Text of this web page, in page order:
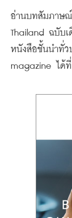
อ่านบทสัมภาษ
Thailand ฉบับ
หนังสือชั้นนำทั่ว
magazine ได้ที่